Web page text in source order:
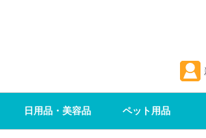
日用品・美容品 ペット用品